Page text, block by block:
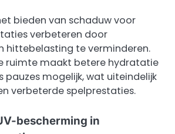
bieden van schaduw voor
verbeteren door
hittebelasting te verminderen.
ruimte maakt betere hydratatie
pauzes mogelijk, wat uiteindelijk
verbeterde spelprestaties.
bescherming in